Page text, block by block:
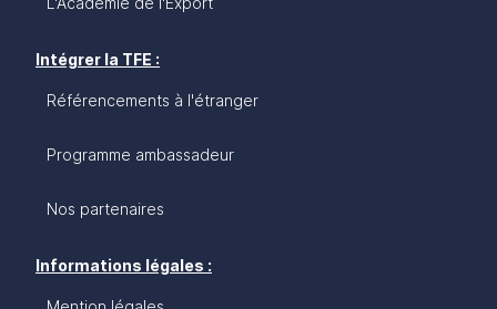
Intégrer la TFE :
Référencements à l'étranger
Programme ambassadeur
Nos partenaires
Informations légales :